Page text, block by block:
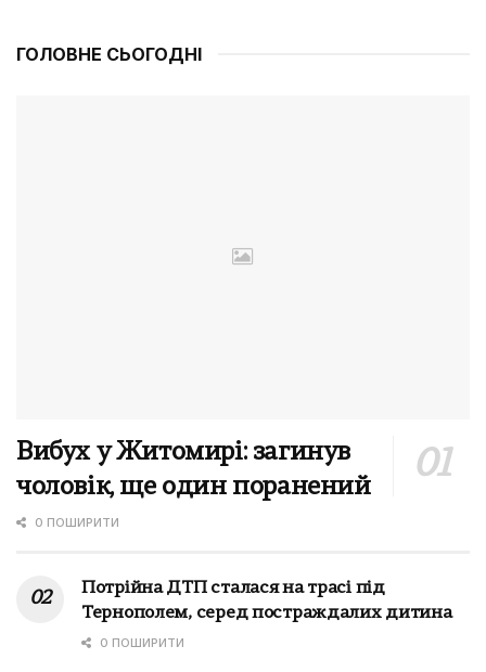
ГОЛОВНЕ СЬОГОДНІ
Вибух у Житомирі: загинув
чоловік, ще один поранений
0 ПОШИРИТИ
Потрійна ДТП сталася на трасі під
Тернополем, серед постраждалих дитина
0 ПОШИРИТИ